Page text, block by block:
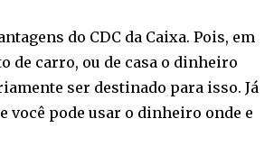
do CDC da Caixa. Pois, em
de carro, ou de casa o dinheiro
ser destinado para isso. Já
você pode usar o dinheiro onde e